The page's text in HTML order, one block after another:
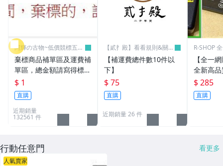
阿輝の古物~低價競標五六
日結標
棄標商品補單區及運費補
單區，總金額請寫得標商
品金額，運費請寫棄標商
品原設定之運費
$ 1
直購
近期銷量
132561 件
【貳扌殿】看看規則&關於
【補運費總件數10件以
下】
$ 75
直購
近期銷量 26 件
R-SHOP
【全一
全新高
筆電 變
3.16A通
L30
$ 285
直購
行動任意門 看更多
人氣賣家